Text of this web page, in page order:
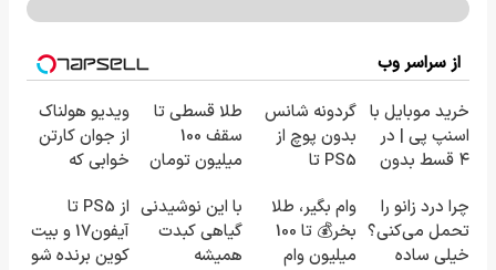
از سراسر وب
خرید موبایل با
اسنپ پی | در
۴ قسط بدون
گردونه شانس
بدون پوچ از
PS5 تا
کوین 🔥
طلا قسطی تا
سقف 100
میلیون تومان
ویدیو هولناک
از جوان کارتن
خوابی که
آموزش رایگان
چرا درد زانو را
تحمل می‌کنی؟
خیلی ساده
وام بگیر، طلا
بخر💰 تا 100
میلیون وام
با این نوشیدنی
گیاهی کبدت
همیشه
از PS5 تا
آیفون17 و بیت
کوین برنده شو